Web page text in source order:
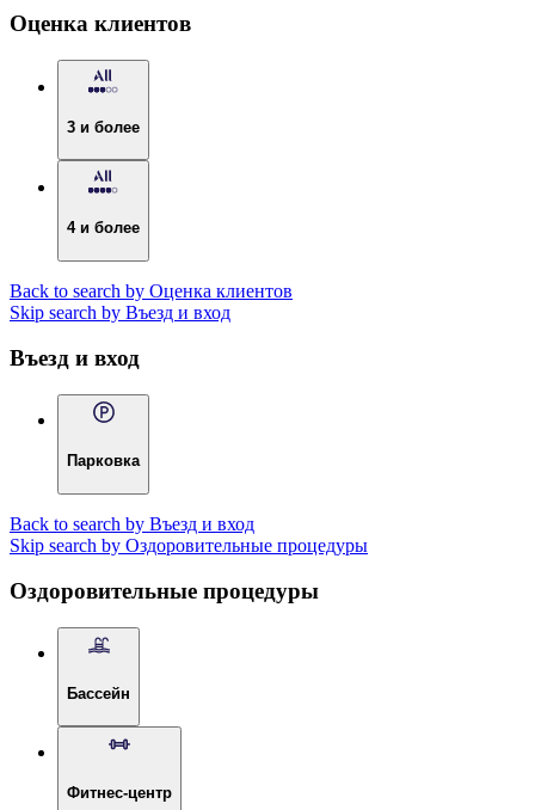
Оценка клиентов
3 и более
4 и более
Back to search by Оценка клиентов
Skip search by Въезд и вход
Въезд и вход
Парковка
Back to search by Въезд и вход
Skip search by Оздоровительные процедуры
Оздоровительные процедуры
Бассейн
Фитнес-центр